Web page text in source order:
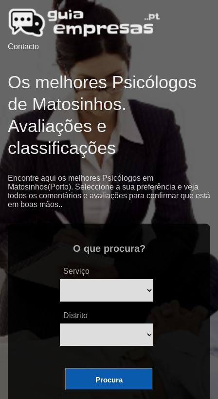
Contacto
Os melhores Psicólogos
de Matosinhos.
Avaliações e
classificações
Encontre aqui os melhores Psicólogos em
Matosinhos(Porto). Seleccione a sua preferência e veja
todos os comentários e avaliações para confirmar que está
em boas mãos..
O que procura?
Serviço
Distrito
Procura